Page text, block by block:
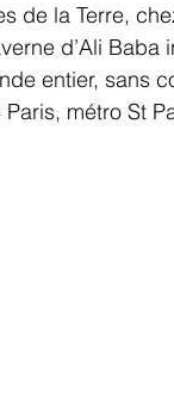
de la Terre,
d’Ali Baba
entier, sans
métro St